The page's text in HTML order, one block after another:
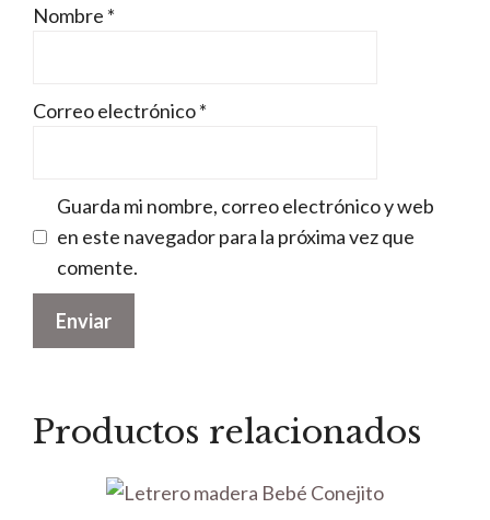
Nombre *
Correo electrónico*
Guarda mi nombre, correo electrónico y web
en este navegador para la próxima vez que
comente.
Productos relacionados